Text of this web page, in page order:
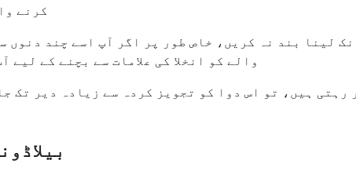
کرنے
لینا بند نہ کریں، خاص طور پر اگر آپ اسے چند
والے کو انخلا کی علامات سے بچنے کے
رہتی ہیں، تو اس دوا کو تجویز کردہ سے زیادہ دیر تک